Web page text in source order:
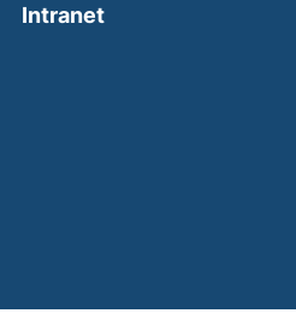
Intranet(external link,